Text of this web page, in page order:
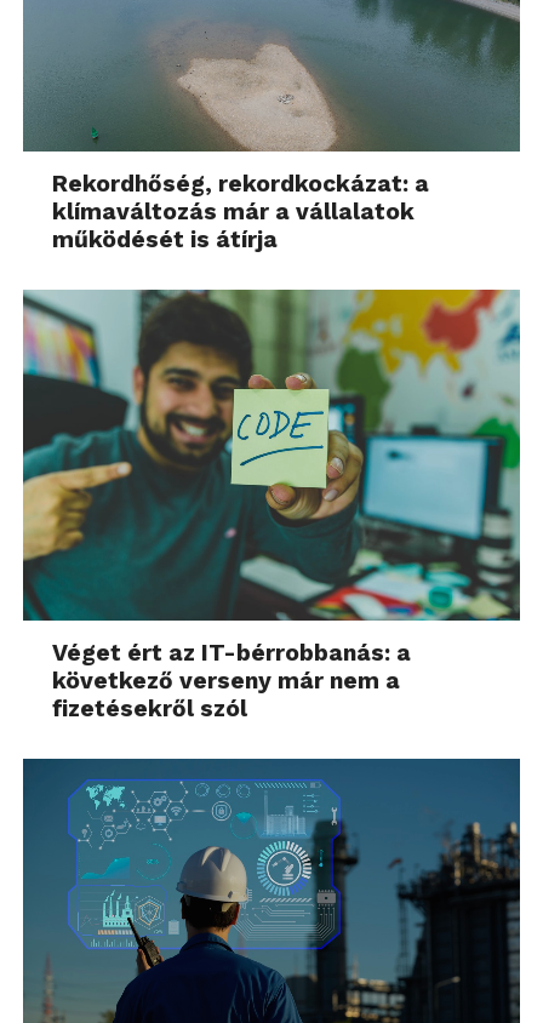
Rekordhőség, rekordkockázat: a
klímaváltozás már a vállalatok
működését is átírja
Véget ért az IT-bérrobbanás: a
következő verseny már nem a
fizetésekről szól